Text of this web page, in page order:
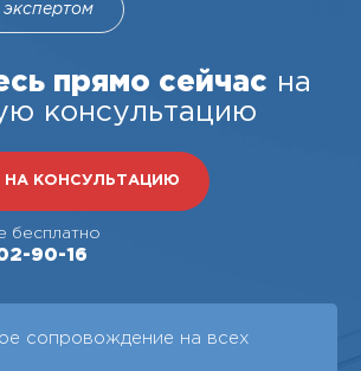
прямо сейчас на
консультацию
НА КОНСУЛЬТАЦИЮ
бесплатно
90-16
сопровождение на всех